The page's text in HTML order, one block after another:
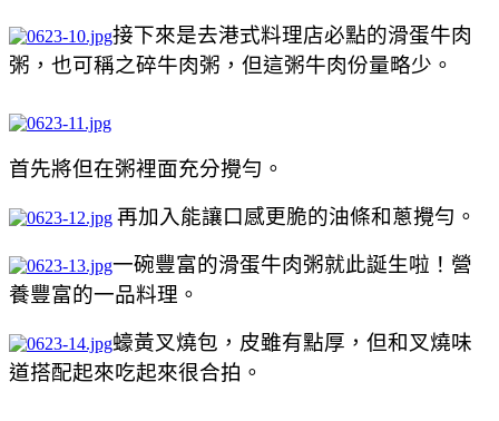
接下來是去港式料理店必點的滑蛋牛肉
粥，也可稱之碎牛肉粥，但這粥牛肉份量略少。
首先將但在粥裡面充分攪勻。
再加入能讓口感更脆的油條和蔥攪勻。
一碗豐富的滑蛋牛肉粥就此誕生啦！營
養豐富的一品料理。
蠔黃叉燒包，皮雖有點厚，但和叉燒味
道搭配起來吃起來很合拍。